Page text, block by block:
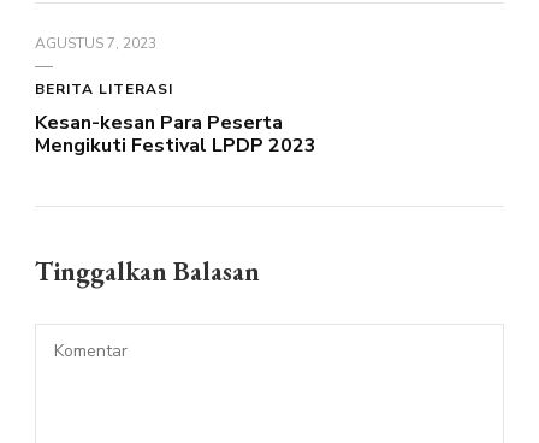
AGUSTUS 7, 2023
BERITA LITERASI
Kesan-kesan Para Peserta
Mengikuti Festival LPDP 2023
Tinggalkan Balasan